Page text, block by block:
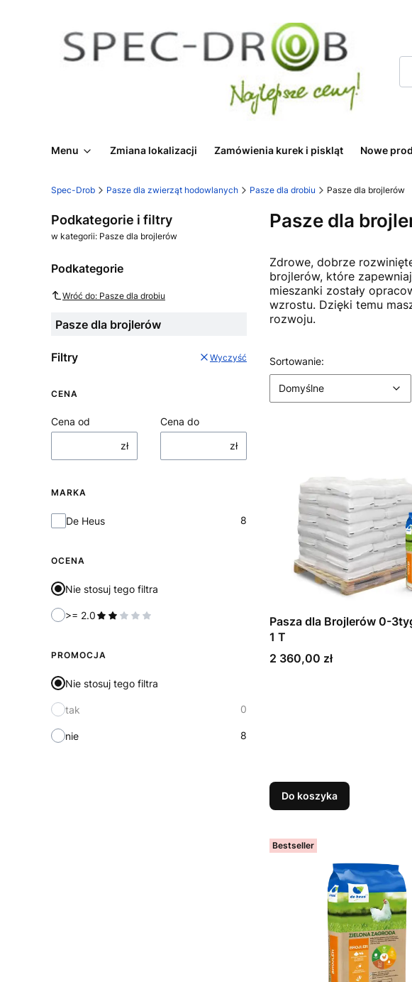
Menu Zmiana lokalizacji Zamówienia kurek i piskląt Nowe
Spec-Drob Pasze dla zwierząt hodowlanych Pasze dla drobiu Pasze dla brojlerów
Podkategorie i filtry
w kategorii: Pasze dla brojlerów
Podkategorie
Wróć do: Pasze dla drobiu
Pasze dla brojlerów
Filtry Wyczyść
CENA
Cena od
zł
Cena do
zł
MARKA
Marka
De Heus 8
OCENA
Nie stosuj tego filtra
>= 2.0
PROMOCJA
Nie stosuj tego filtra
tak 0
nie 8
Pasze dla
Zdrowe, dobrze
brojlerów, które
mieszanki zostały
wzrostu. Dzięki temu
rozwoju.
Lista produktów
Sortowanie:
Domyślne
Pasza dla Brojlerów 0-
1 T
Cena
2 360,00 zł
Do koszyka
Bestseller